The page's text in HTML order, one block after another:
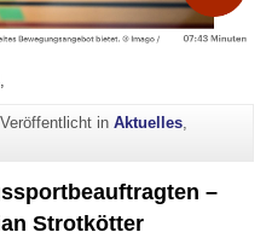
Veröffentlicht in Aktuelles,
–
Strotkötter